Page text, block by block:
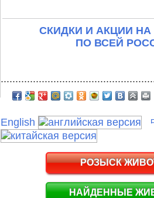
СКИДКИ И АКЦИИ
ПО ВСЕЙ
English
РОЗЫСК
НАЙДЕННЫЕ